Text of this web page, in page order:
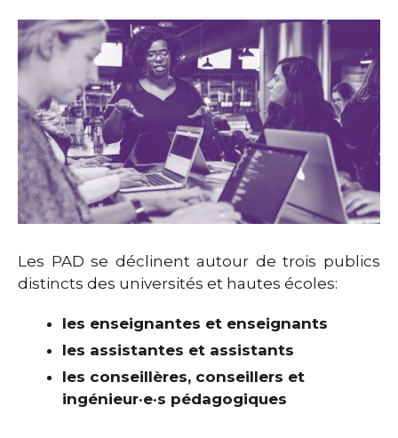
Les PAD se déclinent autour de trois publics
distincts des universités et hautes écoles:
les enseignantes et enseignants
les assistantes et assistants
les conseillères, conseillers et
ingénieur·e·s pédagogiques